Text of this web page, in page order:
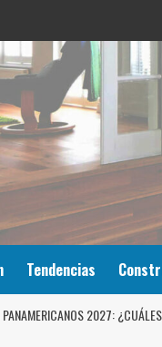
Tendencias
PANAMERICANOS 2027: